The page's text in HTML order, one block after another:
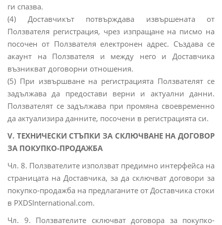
ги спазва.
(4) Доставчикът потвърждава извършената от
Ползвателя регистрация, чрез изпращане на писмо на
посочен от Ползвателя електронен адрес. Създава се
акаунт на Ползвателя и между него и Доставчика
възникват договорни отношения.
(5) При извършване на регистрацията Ползвателят се
задължава да предостави верни и актуални данни.
Ползвателят се задължава при промяна своевременно
да актуализира данните, посочени в регистрацията си.
V. ТЕХНИЧЕСКИ СТЪПКИ ЗА СКЛЮЧВАНЕ НА ДОГОВОР
ЗА ПОКУПКО-ПРОДАЖБА
Чл. 8. Ползвателите използват предимно интерфейса на
страницата на Доставчика, за да сключват договори за
покупко-продажба на предлаганите от Доставчика стоки
в PXDSInternational.com.
Чл. 9. Ползвателите сключват договора за покупко-